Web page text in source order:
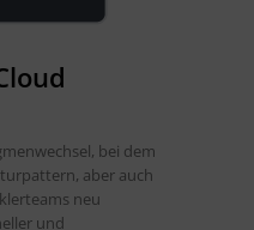
bei dem
aber auch
neu
und